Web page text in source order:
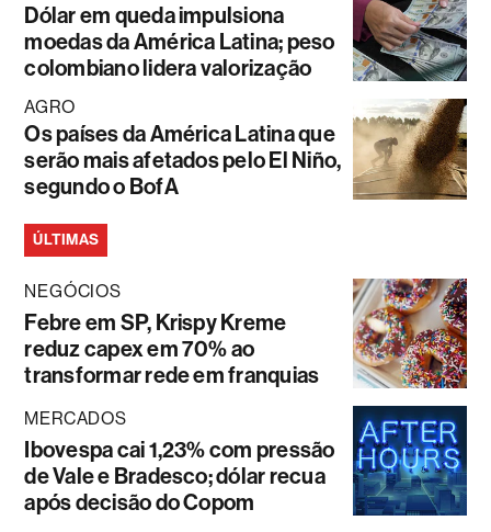
Dólar em queda impulsiona
moedas da América Latina; peso
colombiano lidera valorização
AGRO
Os países da América Latina que
serão mais afetados pelo El Niño,
segundo o BofA
ÚLTIMAS
NEGÓCIOS
Febre em SP, Krispy Kreme
reduz capex em 70% ao
transformar rede em franquias
MERCADOS
Ibovespa cai 1,23% com pressão
de Vale e Bradesco; dólar recua
após decisão do Copom